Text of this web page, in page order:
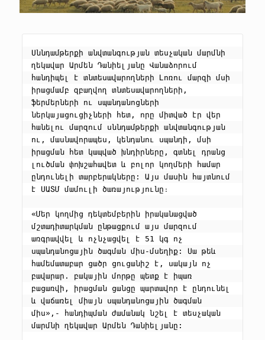
Սննդամթերքի անվտանգության տեսչական մարմնի
ղեկավար Արմեն Դանիելյանը Վանաձորում
հանդիպել է տնտեսավարողների Լոռու մարզի մսի
իրացմամբ զբաղվող տնտեսավարողների,
ֆերմերների ու սպանդանոցների
ներկայացուցիչների հետ, որը միտված էր վեր
հանելու մարզում սննդամթերքի անվտանգության
ու, մասնավորապես, կենդանու սպանդի, մսի
իրացման հետ կապված խնդիրները, գտնել դրանց
լուծման փոխշահավետ և բոլոր կողմերի համար
ընդունելի տարբերակները: Այս մասին հայտնում
է ՍԱՏՄ մամուլի ծառայությունը։
«Մեր կողմից դեկտեմբերին իրականացված
մշտադիտարկման ընթացքում այս մարզում
առգրավվել և ոչնչացվել է 51 կգ ոչ
սպանդանոցային ծագման միս-մսեղիք: Սա թեև
համեմատաբար ցածր ցուցանիշ է, սակայն ոչ
բավարար. բակային մորթը պետք է իպառ
բացառվի, իրացման ցանցը պարտավոր է ընդունել
և վաճառել միայն սպանդանոցային ծագման
միս»,- հանդիպման ժամանակ նշել է տեսչական
մարմնի ղեկավար Արմեն Դանիելյանը: